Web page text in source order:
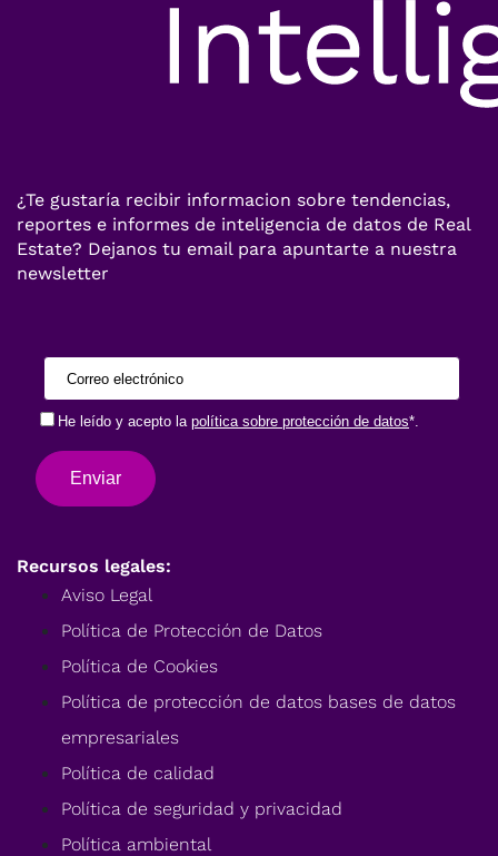
¿Te gustaría recibir informacion sobre tendencias,
reportes e informes de inteligencia de datos de Real
Estate? Dejanos tu email para apuntarte a nuestra
newsletter
Recursos legales:
Aviso Legal
Política de Protección de Datos
Política de Cookies
Política de protección de datos bases de datos
empresariales
Política de calidad
Política de seguridad y privacidad
Política ambiental